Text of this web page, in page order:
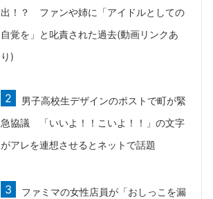
出！？ ファンや姉に「アイドルとしての
自覚を」と叱責された過去(動画リンクあ
り)
男子高校生デザインのポストで町が緊
急協議 「いいよ！！こいよ！！」の文字
がアレを連想させるとネットで話題
ファミマの女性店員が「おしっこを漏